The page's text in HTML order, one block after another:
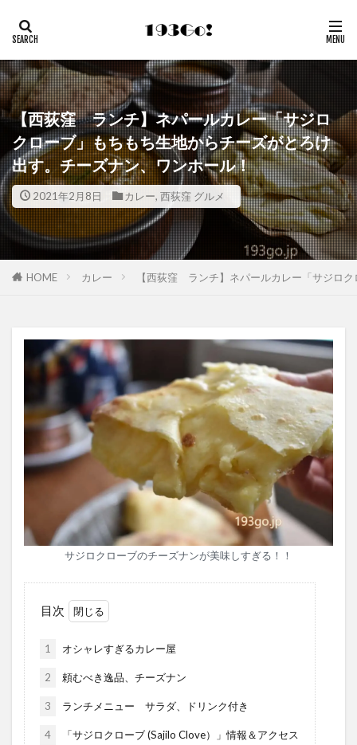
【西荻窪 ランチ】ネパールカレー「サジロ
クローブ」もちもち生地からチーズがとろけ
出す。チーズナン、ワンホール！
2021年2月8日 カレー, 西荻窪 グルメ
HOME カレー 【西荻窪 ランチ】ネパールカレー「サジロ
サジロクローブのチーズナンが美味しすぎる！！
目次
1 オシャレすぎるカレー屋
2 頼むべき逸品、チーズナン
3 ランチメニュー サラダ、ドリンク付き
4 「サジロクローブ (Sajilo Clove）」情報＆アクセス